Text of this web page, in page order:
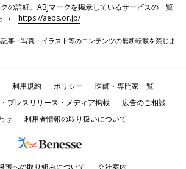
の詳細、ABJマークを掲示しているサービスの一覧
ら→https://aebs.or.jp/
事・写真・イラスト等のコンテンツの無断転載を禁じま
利用規約 ポリシー
医師・専門家一覧
プレスリリース・メディア掲載
広告のご相談
せ
利用者情報の取り扱いについて